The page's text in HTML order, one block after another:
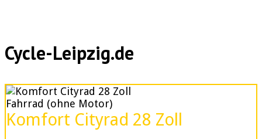
Cycle-Leipzig.de
Fahrrad (ohne Motor)
Komfort Cityrad 28 Zoll